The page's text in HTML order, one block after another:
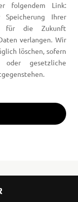
folgendem Link:
Ihrer
für die Zukunft
verlangen. Wir
löschen, sofern
gesetzliche